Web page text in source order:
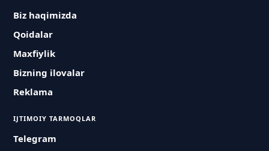
Biz haqimizda
Qoidalar
Maxfiylik
Bizning ilovalar
Reklama
IJTIMOIY TARMOQLAR
Telegram